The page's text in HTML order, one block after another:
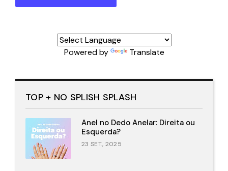
Powered by Translate
TOP + NO SPLISH SPLASH
Anel no Dedo Anelar: Direita ou
Esquerda?
23 SET., 2025